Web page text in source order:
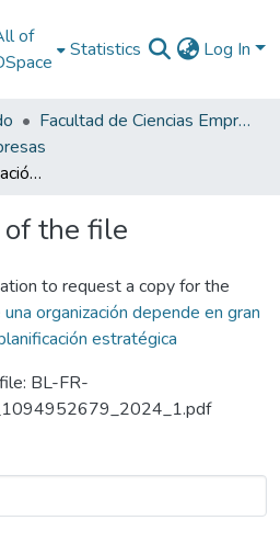
of
Statistics Log In
Facultad de Ciencias Empresariales
El éxito de una organización depende en gran medida de la gestión y la planificación estratégica
of the file
to request a copy for the
organización depende en gran
estratégica
BL-FR-